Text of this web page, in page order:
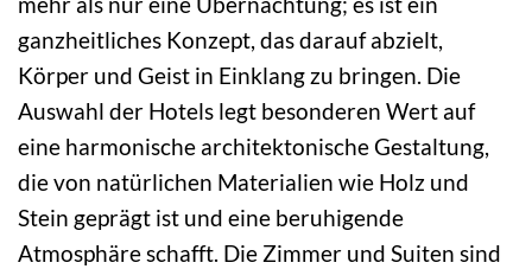
ganzheitliches Konzept, das darauf abzielt,
Körper und Geist in Einklang zu bringen. Die
Auswahl der Hotels legt besonderen Wert auf
eine harmonische architektonische Gestaltung,
die von natürlichen Materialien wie Holz und
Stein geprägt ist und eine beruhigende
Atmosphäre schafft. Die Zimmer und Suiten sind